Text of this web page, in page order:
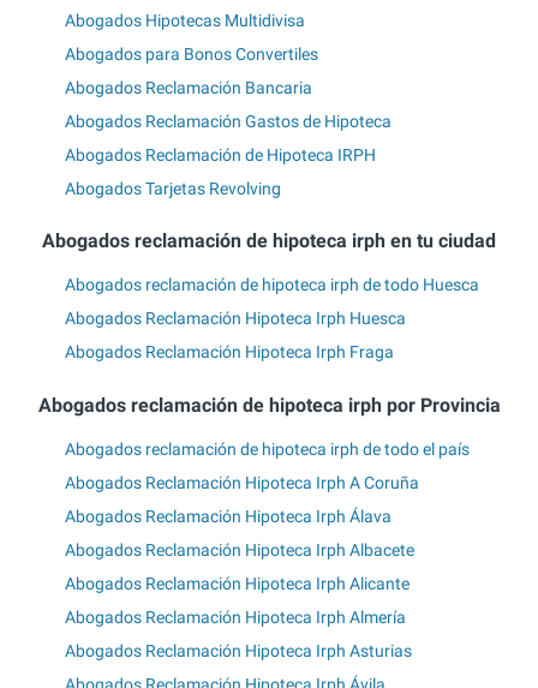
Abogados Hipotecas Multidivisa
Abogados para Bonos Convertiles
Abogados Reclamación Bancaria
Abogados Reclamación Gastos de Hipoteca
Abogados Reclamación de Hipoteca IRPH
Abogados Tarjetas Revolving
Abogados reclamación de hipoteca irph en tu ciudad
Abogados reclamación de hipoteca irph de todo Huesca
Abogados Reclamación Hipoteca Irph Huesca
Abogados Reclamación Hipoteca Irph Fraga
Abogados reclamación de hipoteca irph por Provincia
Abogados reclamación de hipoteca irph de todo el país
Abogados Reclamación Hipoteca Irph A Coruña
Abogados Reclamación Hipoteca Irph Álava
Abogados Reclamación Hipoteca Irph Albacete
Abogados Reclamación Hipoteca Irph Alicante
Abogados Reclamación Hipoteca Irph Almería
Abogados Reclamación Hipoteca Irph Asturias